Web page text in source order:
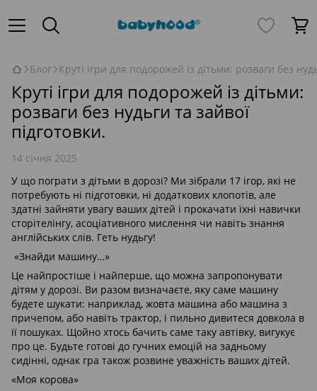
Блог Круті ігри для подорожей із дітьми: розваги без
Круті ігри для подорожей із дітьми:
розваги без нудьги та зайвої
підготовки.
14 січня 2025
У що пограти з дітьми в дорозі? Ми зібрали 17 ігор, які не
потребують ні підготовки, ні додаткових клопотів, але
здатні зайняти увагу ваших дітей і прокачати їхні навички
сторітелінгу, асоціативного мислення чи навіть знання
англійських слів. Геть нудьгу!
«Знайди машину…»
Це найпростіше і найперше, що можна запропонувати
дітям у дорозі. Ви разом визначаєте, яку саме машину
будете шукати: наприклад, жовта машина або машина з
причепом, або навіть трактор, і пильно дивитеся довкола в
її пошуках. Щойно хтось бачить саме таку автівку, вигукує
про це. Будьте готові до гучних емоцій на задньому
сидінні, однак гра також розвине уважність ваших дітей.
«Моя корова»